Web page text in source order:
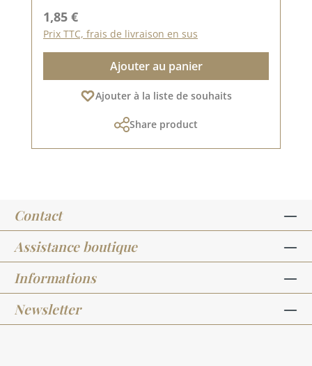
Prix régulier :
1,85 €
Prix TTC, frais de livraison en sus
Ajouter au panier
Ajouter à la liste de souhaits
Share product
Contact
Assistance boutique
Informations
Newsletter